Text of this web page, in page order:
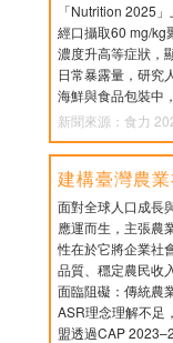
「Nutrition 2025
經口攝取60 mg/kg
濃度升高等症狀，
日常暴露量，研究
海鮮與食品包裝中
新聞來源：食力
建構臺灣農
面對全球人口成長
應運而生，主張農
性在於它將企業社
品質、穩定農民收
面臨阻礙：傳統農
ASR理念理解不
盟透過CAP